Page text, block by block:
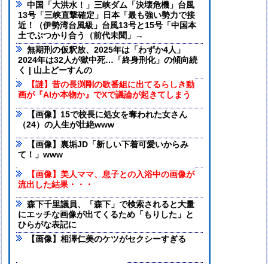
中国「大洪水！」三峡ダム「決壊危機」台風
13号「三峡直撃確定」日本「最も強い勢力で接
近！（伊勢湾台風級」台風13号と15号「中国本
土でぶつかり合う（前代未聞」→
無期刑の仮釈放、2025年は「わずか4人」
2024年は32人が獄中死…「終身刑化」の傾向続
く | 山上どーすんの
【謎】昔の長渕剛の歌番組に出てるらしき動
画が『AIか本物か』でXで議論が起きてしまう
【画像】15で校長に処女を奪われた女さん
（24）の人生が壮絶www
【画像】裏垢JD「新しい下着可愛いからみ
て！」www
【画像】美人ママ、息子との入浴中の画像が
流出した結果・・・
森下千里議員、「森下」で検索されると大量
にエッチな画像が出てくるため「もりした」と
ひらがな表記に
【画像】相澤仁美のケツがセクシーすぎる